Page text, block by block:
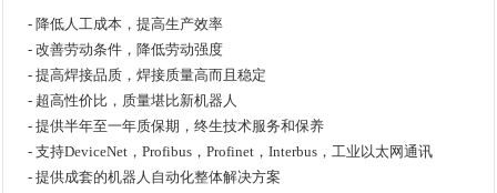
- 降低人工成本，提高生产效率
- 改善劳动条件，降低劳动强度
- 提高焊接品质，焊接质量高而且稳定
- 超高性价比，质量堪比新机器人
- 提供半年至一年质保期，终生技术服务和保养
- 支持DeviceNet，Profibus，Profinet，Interbus，工业以太网通讯
- 提供成套的机器人自动化整体解决方案